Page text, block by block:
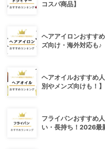
コスパ商品】
ヘアアイロンおすす
ズ向け・海外対応も♪
ヘアオイルおすすめ
別やメンズ向けも！】
フライパンおすすめ
い・長持ち！2026最